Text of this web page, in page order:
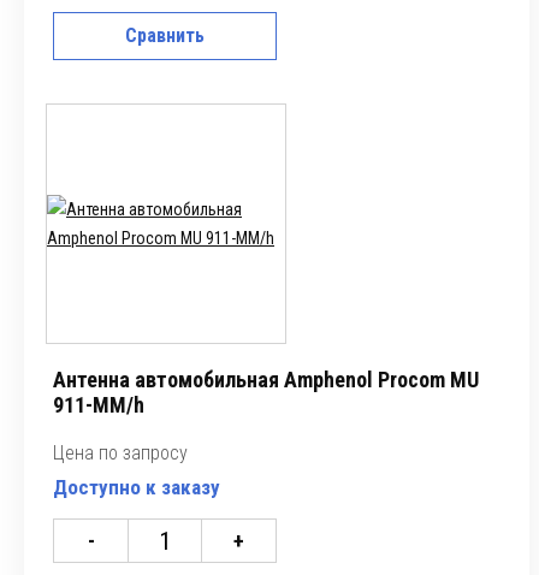
Сравнить
Антенна автомобильная Amphenol Procom MU
911-MM/h
Цена по запросу
Доступно к заказу
- +